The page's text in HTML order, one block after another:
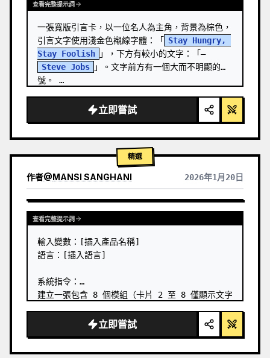
查看完整提示詞
一張寬版引言卡，以一位名人為主角，背景為棕色，
引言文字使用淺金色襯線字體：「
Stay Hungry,
Stay Foolish
」，下方有較小的文字：「—
Steve Jobs
」。文字前方有一個大而不明顯的引
號。 …
立即嘗試
精選
作者@MANSI SANGHANI 2026年1月20日
查看其他模型的結果
查看完整提示詞
輸入變數：[插入產品名稱]
語言：[插入語言]
系統指令：
建立一張包含 8 個模組（卡片 2 至 8 僅顯示文字
1) 產品分析：
→ 識別產品的主要自然顏色 → 「主色調」
立即嘗試